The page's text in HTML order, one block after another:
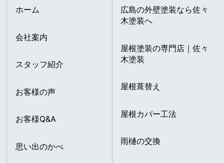
ホーム
会社案内
スタッフ紹介
お客様の声
お客様Q&A
思い出のかべ
広島の外壁塗装なら佐々
木塗装へ
屋根塗装の専門店｜佐々
木塗装
屋根葺替え
屋根カバー工法
雨樋の交換